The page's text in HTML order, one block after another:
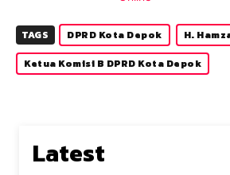
TAGS DPRD Kota Depok
H.
Ketua Komisi B DPRD Kota Depok
Latest